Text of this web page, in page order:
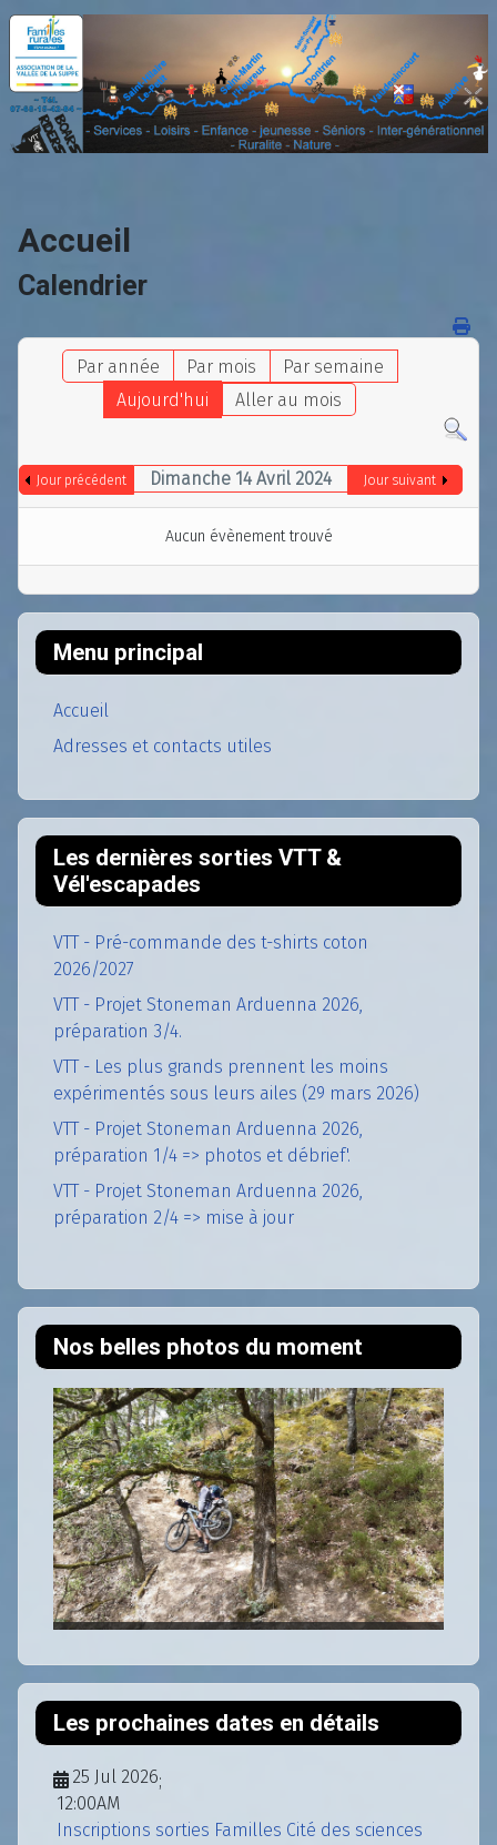
Accueil
Calendrier
Par année Par mois
Par semaine
Aujourd'hui
Aller au mois
Jour précédent Dimanche 14 Avril 2024 Jour suivant
Aucun évènement trouvé
Menu principal
Accueil
Adresses et contacts utiles
Les dernières sorties VTT &
Vél'escapades
VTT - Pré-commande des t-shirts coton
2026/2027
VTT - Projet Stoneman Arduenna 2026,
préparation 3/4.
VTT - Les plus grands prennent les moins
expérimentés sous leurs ailes (29 mars 2026)
VTT - Projet Stoneman Arduenna 2026,
préparation 1/4 => photos et débrief'.
VTT - Projet Stoneman Arduenna 2026,
préparation 2/4 => mise à jour
Nos belles photos du moment
Les prochaines dates en détails
25 Jul 2026;
12:00AM
Inscriptions sorties Familles Cité des sciences